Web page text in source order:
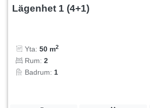
Lägenhet 1 (4+1)
Yta: 50 m2
Rum: 2
Badrum: 1